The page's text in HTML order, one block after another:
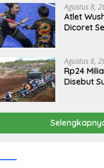
Agustus 8,
Atlet
Dicoret
Porprov
Agustus 8,
Rp24
Disebut
Utang
Dibayar?